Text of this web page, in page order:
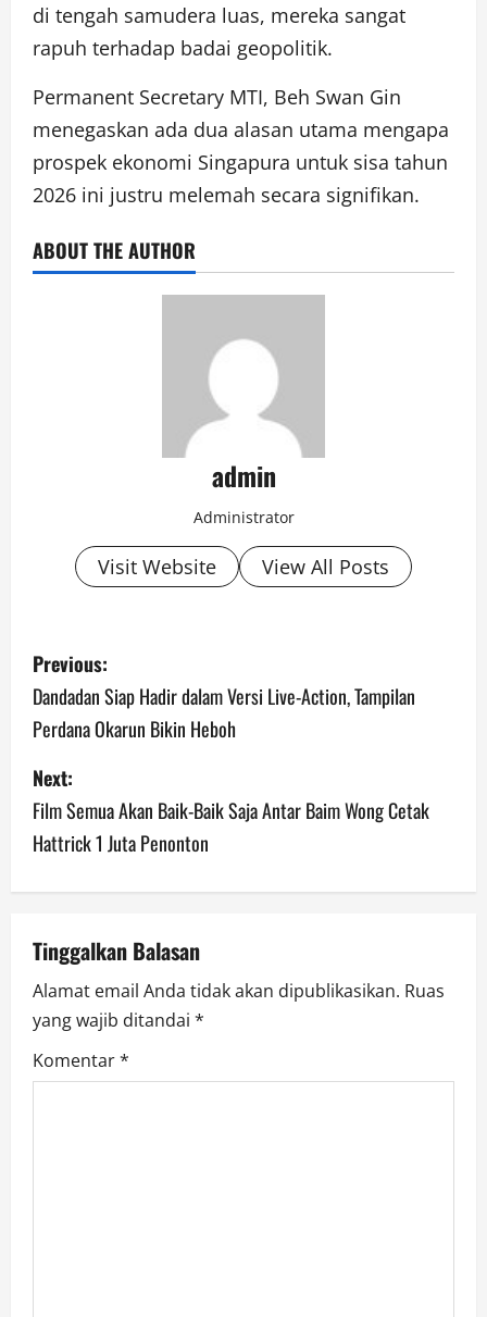
di tengah samudera luas, mereka sangat
rapuh terhadap badai geopolitik.
Permanent Secretary MTI, Beh Swan Gin
menegaskan ada dua alasan utama mengapa
prospek ekonomi Singapura untuk sisa tahun
2026 ini justru melemah secara signifikan.
ABOUT THE AUTHOR
admin
Administrator
Visit Website View All Posts
P
o
s
t
n
a
i
g
a
Previous:
Dandadan Siap Hadir dalam Versi Live-Action, Tampilan
Perdana Okarun Bikin Heboh
Next:
Film Semua Akan Baik-Baik Saja Antar Baim Wong Cetak
Hattrick 1 Juta Penonton
Tinggalkan Balasan
Alamat email Anda tidak akan dipublikasikan. Ruas
yang wajib ditandai *
Komentar*